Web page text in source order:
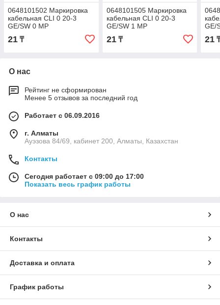
0648101502 Маркировка
кабельная CLI 0 20-3
GE/SW 0 MP
21 ₸
0648101505 Маркировка
кабельная CLI 0 20-3
GE/SW 1 MP
21₸
GE/
21
О нас
Рейтинг не сформирован
Менее 5 отзывов за последний год
Работает с 06.09.2016
г. Алматы
Ауэзова 84/69, кабинет 200, Алматы, Казахстан
Контакты
Сегодня работает с 09:00 до 17:00
Показать весь график работы
О нас
Контакты
Доставка и оплата
График работы